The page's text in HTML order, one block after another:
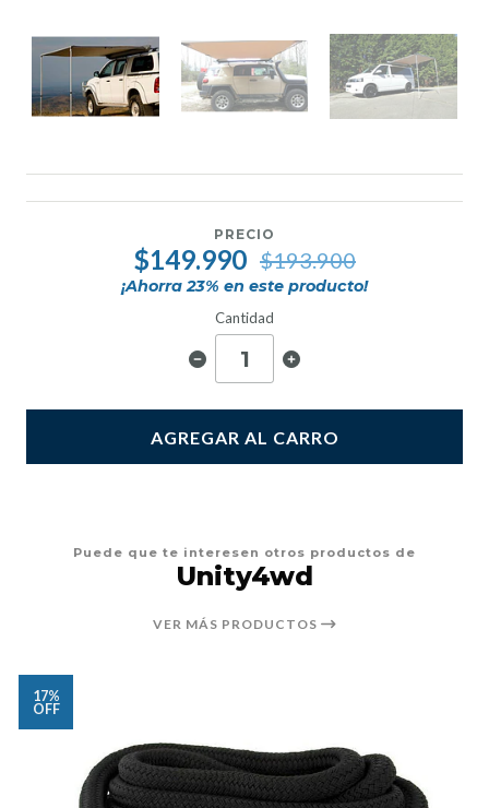
PRECIO
$149.990 $193.900
¡Ahorra23% en este producto!
Cantidad
AGREGAR AL CARRO
Puede que te interesen otros productos de
Unity4wd
VER MÁS PRODUCTOS
17%
OFF